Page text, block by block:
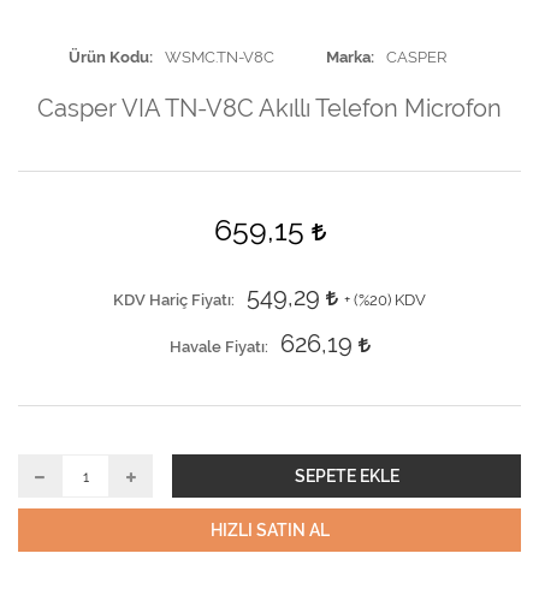
Ürün Kodu WSMC.TN-V8C Marka CASPER
Casper VIA TN-V8C Akıllı Telefon Microfon
659,15
KDV Hariç Fiyatı 549,29 + (%20) KDV
Havale Fiyatı 626,19
SEPETE EKLE
HIZLI SATIN AL